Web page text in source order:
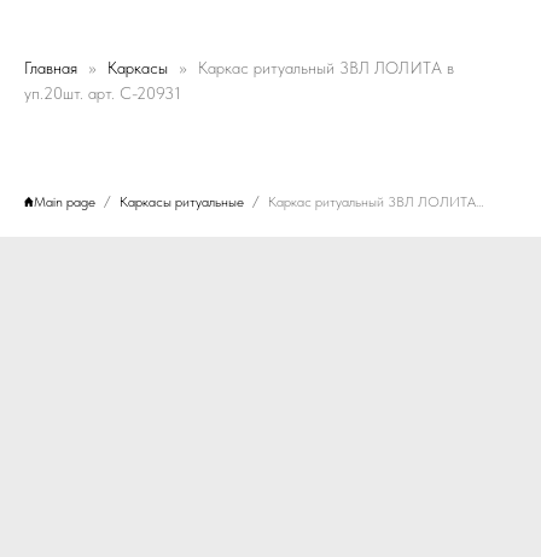
Главная Каркасы
Каркас ритуальный 3ВЛ ЛОЛИТА в
уп.20шт. арт. C-20931
Main page Каркасы ритуальные Каркас ритуальный 3ВЛ ЛОЛИТА в уп.20шт. арт. C-20931